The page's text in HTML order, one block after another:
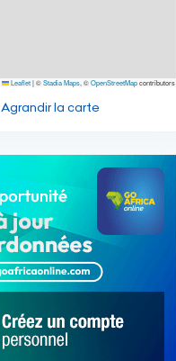
Leaflet|©Stadia Maps, ©OpenStreetMapcontributors
Agrandir la carte